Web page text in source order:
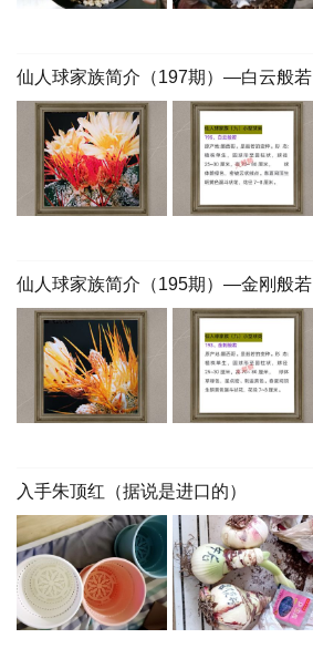
仙人球家族简介（197期）—白云般若
仙人球家族简介（195期）—金刚般若
入手朱顶红（据说是进口的）